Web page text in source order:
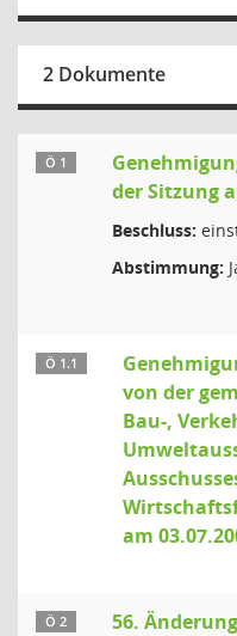
2 Dokumente
Ö 1
der Sitzung
Beschluss:
Abstimmung:
Ö 1.1
von der
Bau-,
am
Ö 2
56.